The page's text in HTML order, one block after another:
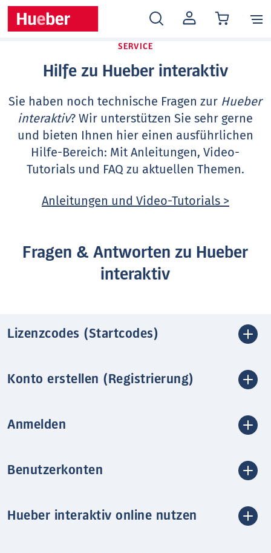
MEIN
KONTO
SERVICE
Hilfe zu Hueber interaktiv
Sie haben noch technische Fragen zur Hueber
interaktiv? Wir unterstützen Sie sehr gerne
und bieten Ihnen hier einen ausführlichen
Hilfe-Bereich: Mit Anleitungen, Video-
Tutorials und FAQ zu aktuellen Themen.
Anleitungen und Video-Tutorials >
Fragen & Antworten zu Hueber
interaktiv
Lizenzcodes (Startcodes)
Konto erstellen (Registrierung)
Anmelden
Benutzerkonten
Hueber interaktiv online nutzen